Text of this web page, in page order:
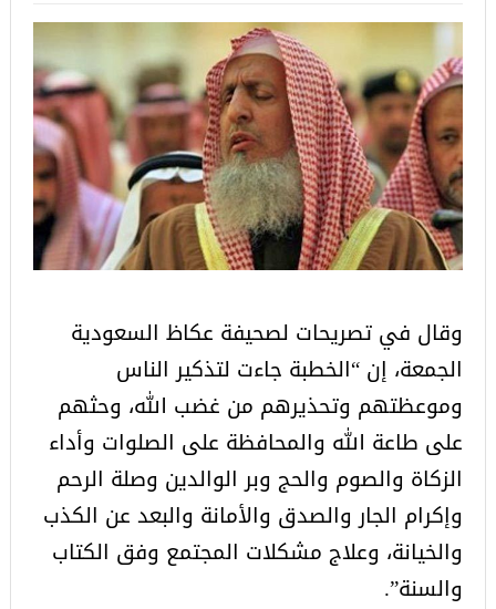
وقال في تصريحات لصحيفة عكاظ السعودية
الجمعة، إن “الخطبة جاءت لتذكير الناس
وموعظتهم وتحذيرهم من غضب الله، وحثهم
على طاعة الله والمحافظة على الصلوات وأداء
الزكاة والصوم والحج وبر الوالدين وصلة الرحم
وإكرام الجار والصدق والأمانة والبعد عن الكذب
والخيانة، وعلاج مشكلات المجتمع وفق الكتاب
والسنة”.